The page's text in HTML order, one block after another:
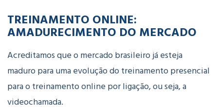
TREINAMENTO ONLINE:
AMADURECIMENTO DO MERCADO
Acreditamos que o mercado brasileiro já esteja
maduro para uma evolução do treinamento presencial
para o treinamento online por ligação, ou seja, a
videochamada.